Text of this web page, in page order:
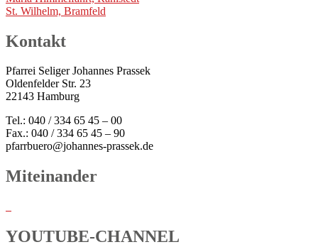
St. Wilhelm, Bramfeld
Kontakt
Pfarrei Seliger Johannes Prassek
Oldenfelder Str. 23
22143 Hamburg
Tel.: 040 / 334 65 45 – 00
Fax.: 040 / 334 65 45 – 90
pfarrbuero@johannes-prassek.de
Miteinander
YOUTUBE-CHANNEL